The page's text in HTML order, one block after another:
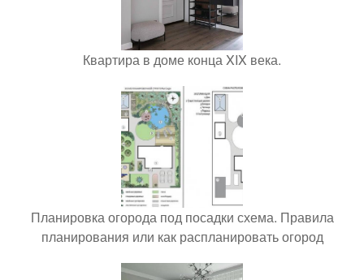
Квартира в доме конца XIX века.
Планировка огорода под посадки схема. Правила
планирования или как распланировать огород